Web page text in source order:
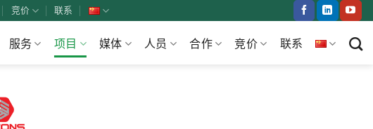
竞价 联系
服务 项目 媒体 人员 合作 竞价 联系